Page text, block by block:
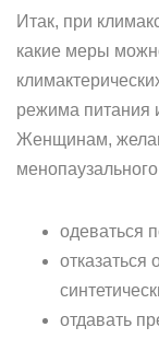
Итак, при
какие меры
режима питания
Женщинам,
одеваться
отказаться
отдавать